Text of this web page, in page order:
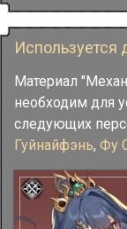
Используется
Материал
необходим для
следующих
Гуйнайфэнь, Фу